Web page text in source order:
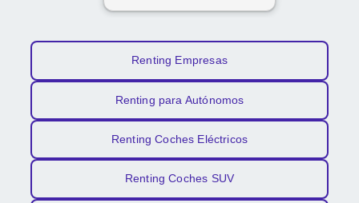
Renting Empresas
Renting para Autónomos
Renting Coches Eléctricos
Renting Coches SUV